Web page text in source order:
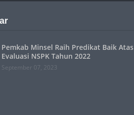
Pemkab Minsel Raih Predikat Baik Atas
Evaluasi NSPK Tahun 2022
September 07, 2023